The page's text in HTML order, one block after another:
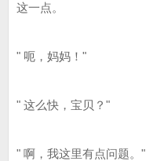
这一点。
" 呃，妈妈！"
" 这么快，宝贝？"
" 啊，我这里有点问题。"